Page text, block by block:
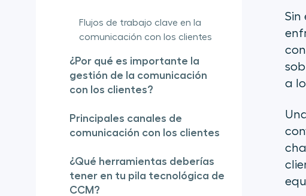
Flujos de trabajo clave en la
comunicación con los clientes
¿Por qué es importante la
gestión de la comunicación
con los clientes?
Principales canales de
comunicación con los clientes
¿Qué herramientas deberías
tener en tu pila tecnológica de
CCM?
Sin
a